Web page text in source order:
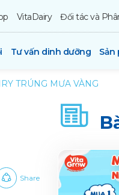
VitaDairy Đối tác và
Tư vấn dinh dưỡng Sản
TRÚNG MƯA VÀNG
Share